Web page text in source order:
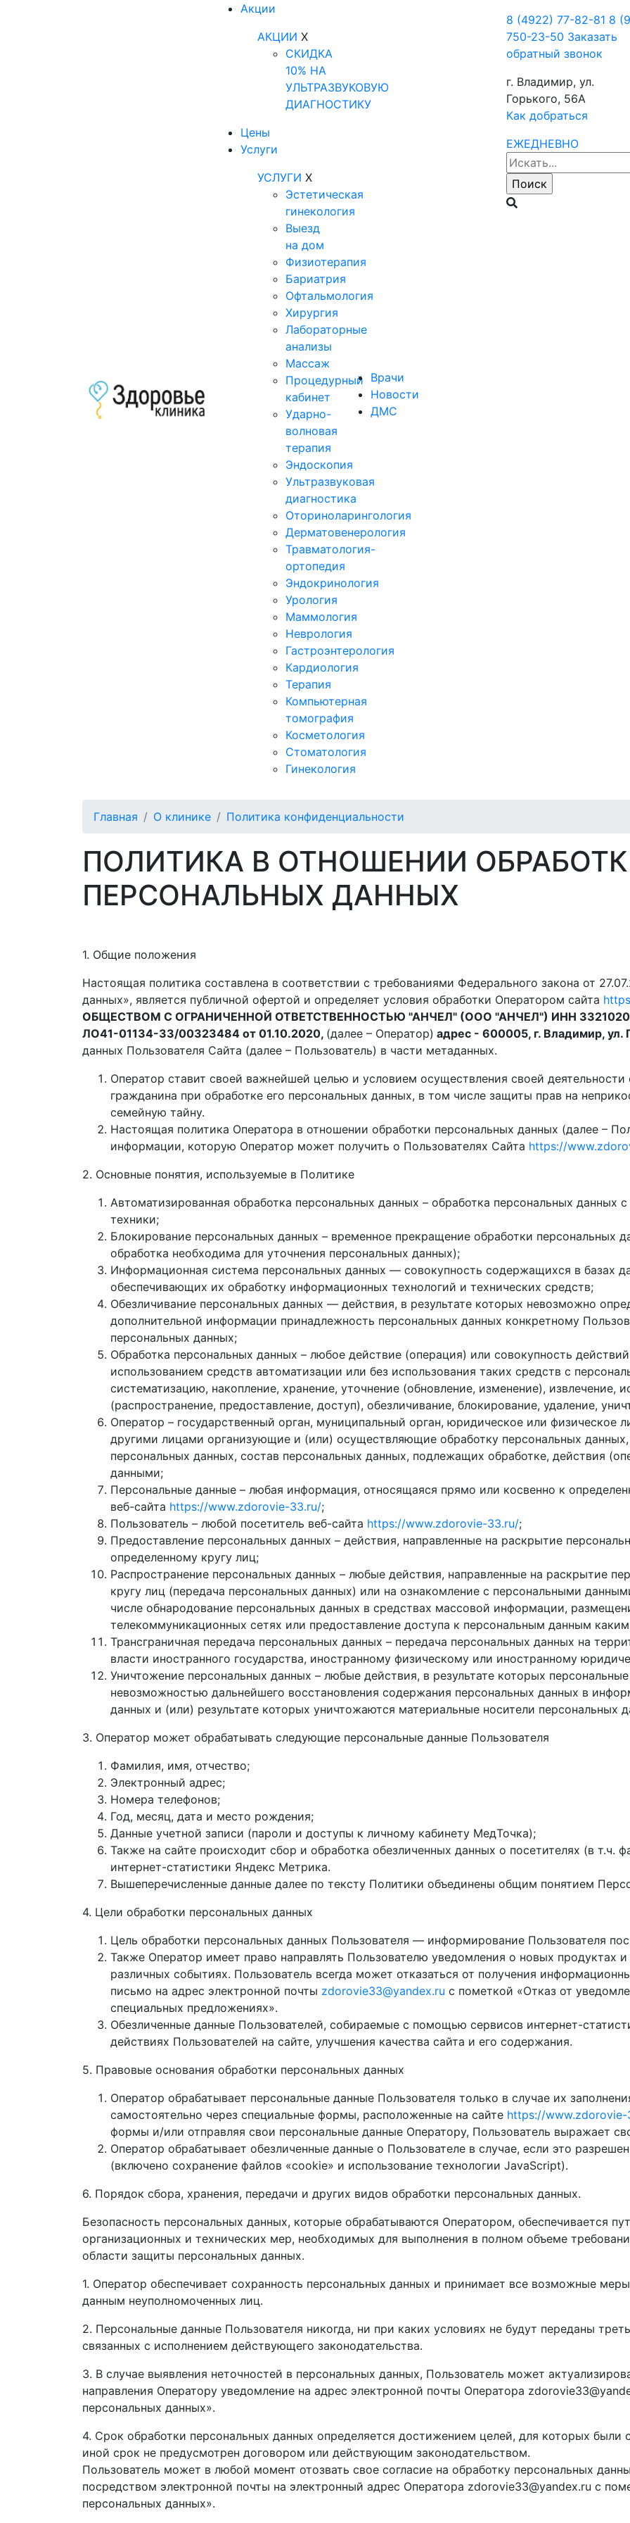
Акции
АКЦИИ X
СКИДКА
10% НА
УЛЬТРАЗВУКОВУЮ
ДИАГНОСТИКУ
Цены
Услуги
УСЛУГИ X
Эстетическая
гинекология
Выезд
на дом
Физиотерапия
Бариатрия
Офтальмология
Хирургия
Лабораторные
анализы
Массаж
Процедурный
кабинет
Ударно-
волновая
терапия
Эндоскопия
Ультразвуковая
диагностика
Оториноларингология
Дерматовенерология
Травматология-
ортопедия
Эндокринология
Урология
Маммология
Неврология
Гастроэнтерология
Кардиология
Терапия
Компьютерная
томография
Косметология
Стоматология
Гинекология
Врачи
Новости
ДМС
8 (4922) 77-82-81 8
750-23-50 Заказать
обратный звонок
г. Владимир, ул.
Горького, 56А
Как добраться
ЕЖЕДНЕВНО
Главная О клинике Политика конфиденциальности
ПОЛИТИКА В ОТНОШЕНИИ
ПЕРСОНАЛЬНЫХ ДАННЫХ
1. Общие положения
Настоящая политика составлена в соответствии с требованиями Федерального закона от
данных», является публичной офертой и определяет условия обработки Оператором сайта
ОБЩЕСТВОМ С ОГРАНИЧЕННОЙ ОТВЕТСТВЕННОСТЬЮ "АНЧЕЛ" (ООО "АНЧЕЛ") ИНН
ЛО41-01134-33/00323484 от 01.10.2020, (далее – Оператор) адрес - 600005, г. Владимир, ул.
данных Пользователя Сайта (далее – Пользователь) в части метаданных.
Оператор ставит своей важнейшей целью и условием осуществления своей
гражданина при обработке его персональных данных, в том числе защиты прав на
семейную тайну.
Настоящая политика Оператора в отношении обработки персональных данных (далее –
информации, которую Оператор может получить о Пользователях Сайта https://
2. Основные понятия, используемые в Политике
Автоматизированная обработка персональных данных – обработка персональных
техники;
Блокирование персональных данных – временное прекращение обработки персональных
обработка необходима для уточнения персональных данных);
Информационная система персональных данных — совокупность содержащихся в базах
обеспечивающих их обработку информационных технологий и технических средств;
Обезличивание персональных данных — действия, в результате которых невозможно
дополнительной информации принадлежность персональных данных конкретному
персональных данных;
Обработка персональных данных – любое действие (операция) или совокупность
использованием средств автоматизации или без использования таких средств с
систематизацию, накопление, хранение, уточнение (обновление, изменение), извлечение,
(распространение, предоставление, доступ), обезличивание, блокирование, удаление,
Оператор – государственный орган, муниципальный орган, юридическое или физическое
другими лицами организующие и (или) осуществляющие обработку персональных
персональных данных, состав персональных данных, подлежащих обработке, действия
данными;
Персональные данные – любая информация, относящаяся прямо или косвенно к
веб-сайта https://www.zdorovie-33.ru/;
Пользователь – любой посетитель веб-сайта https://www.zdorovie-33.ru/;
Предоставление персональных данных – действия, направленные на раскрытие
определенному кругу лиц;
Распространение персональных данных – любые действия, направленные на раскрытие
кругу лиц (передача персональных данных) или на ознакомление с персональными
числе обнародование персональных данных в средствах массовой информации,
телекоммуникационных сетях или предоставление доступа к персональным данным
Трансграничная передача персональных данных – передача персональных данных на
власти иностранного государства, иностранному физическому или иностранному
Уничтожение персональных данных – любые действия, в результате которых
невозможностью дальнейшего восстановления содержания персональных данных в
данных и (или) результате которых уничтожаются материальные носители персональных
3. Оператор может обрабатывать следующие персональные данные Пользователя
Фамилия, имя, отчество;
Электронный адрес;
Номера телефонов;
Год, месяц, дата и место рождения;
Данные учетной записи (пароли и доступы к личному кабинету МедТочка);
Также на сайте происходит сбор и обработка обезличенных данных о посетителях (в
интернет-статистики Яндекс Метрика.
Вышеперечисленные данные далее по тексту Политики объединены общим понятием
4. Цели обработки персональных данных
Цель обработки персональных данных Пользователя — информирование Пользователя
Также Оператор имеет право направлять Пользователю уведомления о новых продуктах
различных событиях. Пользователь всегда может отказаться от получения
письмо на адрес электронной почты zdorovie33@yandex.ru с пометкой «Отказ от
специальных предложениях».
Обезличенные данные Пользователей, собираемые с помощью сервисов интернет-
действиях Пользователей на сайте, улучшения качества сайта и его содержания.
5. Правовые основания обработки персональных данных
Оператор обрабатывает персональные данные Пользователя только в случае их
самостоятельно через специальные формы, расположенные на сайте https://www.zdorovie-
формы и/или отправляя свои персональные данные Оператору, Пользователь выражает
Оператор обрабатывает обезличенные данные о Пользователе в случае, если это
(включено сохранение файлов «cookie» и использование технологии JavaScript).
6. Порядок сбора, хранения, передачи и других видов обработки персональных данных.
Безопасность персональных данных, которые обрабатываются Оператором, обеспечивается
организационных и технических мер, необходимых для выполнения в полном объеме
области защиты персональных данных.
1. Оператор обеспечивает сохранность персональных данных и принимает все возможные
данным неуполномоченных лиц.
2. Персональные данные Пользователя никогда, ни при каких условиях не будут переданы
связанных с исполнением действующего законодательства.
3. В случае выявления неточностей в персональных данных, Пользователь может
направления Оператору уведомление на адрес электронной почты Оператора
персональных данных».
4. Срок обработки персональных данных определяется достижением целей, для которых были
иной срок не предусмотрен договором или действующим законодательством.
Пользователь может в любой момент отозвать свое согласие на обработку персональных
посредством электронной почты на электронный адрес Оператора zdorovie33@yandex.ru с
персональных данных».